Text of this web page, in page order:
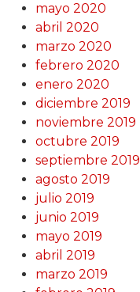
mayo 2020
abril 2020
marzo 2020
febrero 2020
enero 2020
diciembre 2019
noviembre 2019
octubre 2019
septiembre 2019
agosto 2019
julio 2019
junio 2019
mayo 2019
abril 2019
marzo 2019